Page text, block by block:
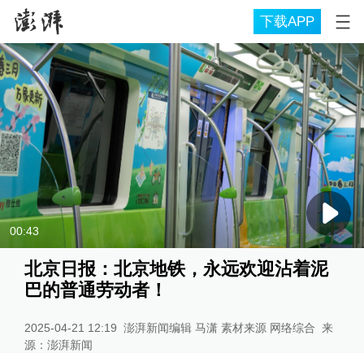
下载APP
00:43
北京日报：北京地铁，永远欢迎沾着泥
巴的普通劳动者！
2025-04-21 12:19 澎湃新闻编辑 马潇 素材来源 网络综合 来
源： 澎湃新闻